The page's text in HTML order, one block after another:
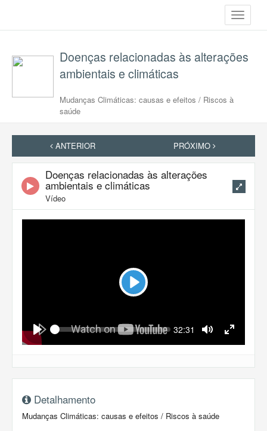
Toggle
Doenças relacionadas às alterações
ambientais e climáticas
Mudanças Climáticas: causas e efeitos / Riscos à
saúde
ANTERIOR PRÓXIMO
Doenças relacionadas às alterações
ambientais e climáticas
Vídeo
Play
Play
Seek Current
32:31
Mute Fullscreen
Detalhamento
Mudanças Climáticas: causas e efeitos / Riscos à saúde